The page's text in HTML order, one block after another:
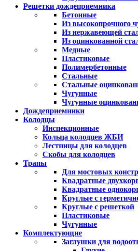
Решетки дождеприемника
Бетонные
Из высокопрочного
Из нержавеющей
Из оцинкованной
Медные
Пластиковые
Полимербетонные
Стальные
Стальные
Чугунные
Чугунные
Дождеприемники
Колодцы
Инспекционные
Кольца колодцев ЖБИ
Лестницы для колодцев
Скобы для колодцев
Трапы
Для мостовых
Квадратные
Квадратные
Круглые с
Круглые с решеткой
Пластиковые
Чугунные
Комплектующие
Заглушки для